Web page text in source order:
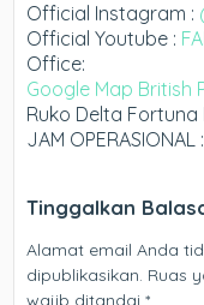
Official Instagram :
Official Youtube :
Office:
Google Map British
Ruko Delta Fortuna
JAM
Tinggalkan
Alamat email Anda
dipublikasikan. Ruas
wajib ditandai*